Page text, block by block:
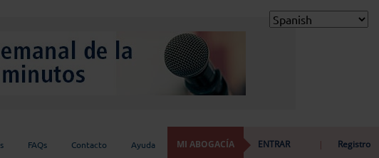
FAQs Contacto Ayuda MI ABOGACÍA ENTRAR | Registro